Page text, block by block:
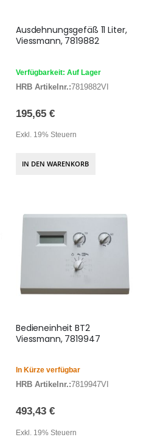
Ausdehnungsgefäß 11 Liter,
Viessmann, 7819882
Verfügbarkeit: Auf Lager
HRB Artikelnr.:7819882VI
195,65 €
Exkl. 19% Steuern
IN DEN WARENKORB
Bedieneinheit BT2
Viessmann, 7819947
In Kürze verfügbar
HRB Artikelnr.:7819947VI
493,43 €
Exkl. 19% Steuern